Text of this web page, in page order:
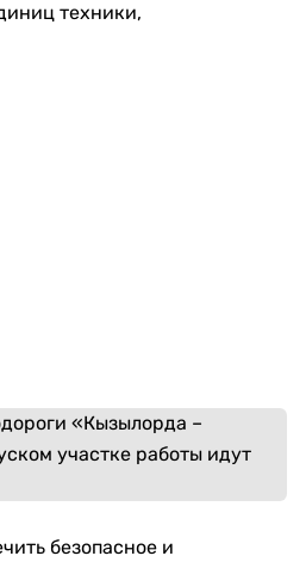
техники,
безопасное и